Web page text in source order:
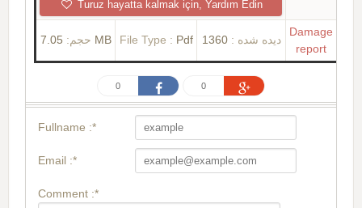
Turuz hayatta kalmak için, Yardım Edin
حجم: 7.05 MB File Type : Pdf دیده شده :1360
Damage
report
0 0
Fullname :*
Email :*
Comment :*